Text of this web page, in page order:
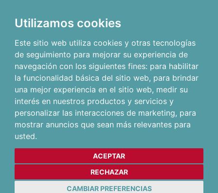
Utilizamos cookies
Este sitio web utiliza cookies y otras tecnologías
de seguimiento para mejorar su experiencia de
navegación con los siguientes fines: para habilitar
la funcionalidad básica del sitio web, para brindar
una mejor experiencia en el sitio web, medir su
interés en nuestros productos y servicios y
personalizar las interacciones de marketing, para
mostrar anuncios que sean más relevantes para
usted.
ACEPTAR
RECHAZAR
CAMBIAR PREFERENCIAS